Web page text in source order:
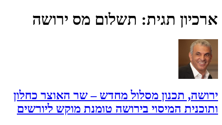
ארכיון תגית: תשלום מס ירושה
ירושה, תכנון מסלול מחדש – שר האוצר כחלון
ותוכנית המיסוי בירושה טומנת מוקש ליורשים